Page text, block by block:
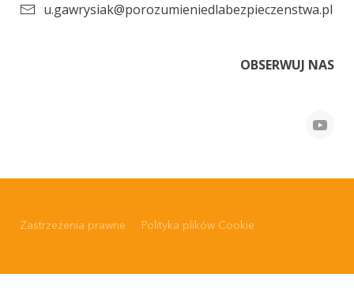
u.gawrysiak@porozumieniedlabezpieczenstwa.pl
OBSERWUJ NAS
Zastrzeżenia prawne Polityka plików Cookie